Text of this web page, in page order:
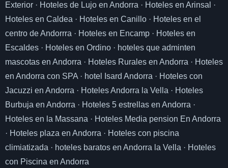
Exterior · Hoteles de Lujo en Andorra · Hoteles en Arinsal
·
Hoteles en Caldea · Hoteles en Canillo · Hoteles en el
centro de Andorrra · Hoteles en Encamp · Hoteles en
Escaldes · Hoteles en Ordino · hoteles que adminten
mascotas en Andorra · Hoteles Rurales en Andorra · Hoteles
en Andorra con SPA · hotel Isard Andorra · Hoteles con
Jacuzzi en Andorra · Hoteles Andorra la Vella · Hoteles
Burbuja en Andorra · Hoteles 5 estrellas en Andorra ·
Hoteles en la Massana · Hoteles Media pension En Andorra
· Hoteles plaza en Andorra · Hoteles con piscina
climiatizada · hoteles baratos en Andorra la Vella · Hoteles
con Piscina en Andorra